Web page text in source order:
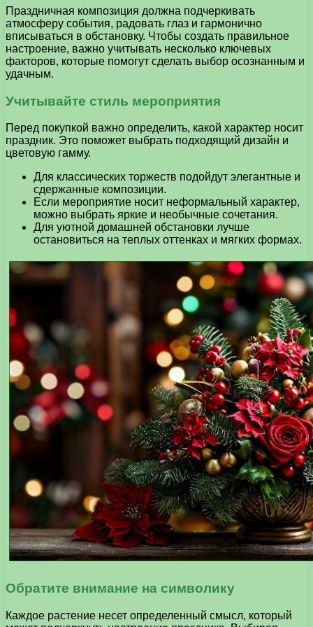
Праздничная композиция должна подчеркивать
атмосферу события, радовать глаз и гармонично
вписываться в обстановку. Чтобы создать правильное
настроение, важно учитывать несколько ключевых
факторов, которые помогут сделать выбор осознанным и
удачным.
Учитывайте стиль мероприятия
Перед покупкой важно определить, какой характер носит
праздник. Это поможет выбрать подходящий дизайн и
цветовую гамму.
Для классических торжеств подойдут элегантные и
сдержанные композиции.
Если мероприятие носит неформальный характер,
можно выбрать яркие и необычные сочетания.
Для уютной домашней обстановки лучше
остановиться на теплых оттенках и мягких формах.
Обратите внимание на символику
Каждое растение несет определенный смысл, который